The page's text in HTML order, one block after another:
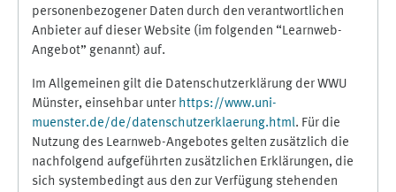
personenbezogener Daten durch den verantwortlichen
Anbieter auf dieser Website (im folgenden “Learnweb-
Angebot” genannt) auf.
Im Allgemeinen gilt die Datenschutzerklärung der WWU
Münster, einsehbar unter https://www.uni-
muenster.de/de/datenschutzerklaerung.html. Für die
Nutzung des Learnweb-Angebotes gelten zusätzlich die
nachfolgend aufgeführten zusätzlichen Erklärungen, die
sich systembedingt aus den zur Verfügung stehenden